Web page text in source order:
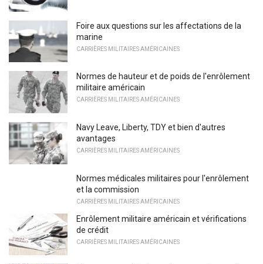
Foire aux questions sur les affectations de la
marine
CARRIÈRES MILITAIRES AMÉRICAINES
Normes de hauteur et de poids de l'enrôlement
militaire américain
CARRIÈRES MILITAIRES AMÉRICAINES
Navy Leave, Liberty, TDY et bien d'autres
avantages
CARRIÈRES MILITAIRES AMÉRICAINES
Normes médicales militaires pour l'enrôlement
et la commission
CARRIÈRES MILITAIRES AMÉRICAINES
Enrôlement militaire américain et vérifications
de crédit
CARRIÈRES MILITAIRES AMÉRICAINES